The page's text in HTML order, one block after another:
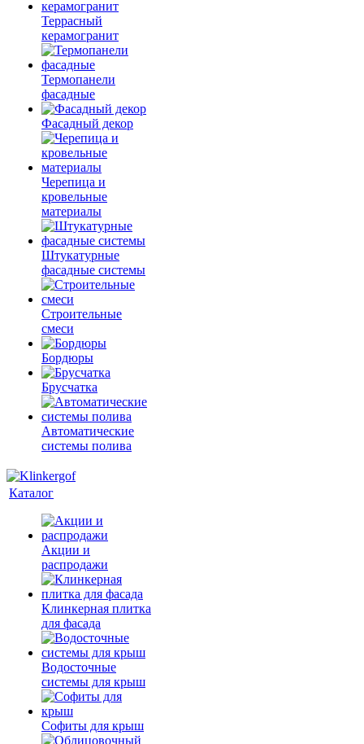
Террасный
керамогранит
Термопанели
фасадные
Фасадный декор
Черепица и
кровельные
материалы
Штукатурные
фасадные системы
Строительные
смеси
Бордюры
Брусчатка
Автоматические
системы полива
Каталог
Акции и
распродажи
Клинкерная плитка
для фасада
Водосточные
системы для крыш
Софиты для крыш